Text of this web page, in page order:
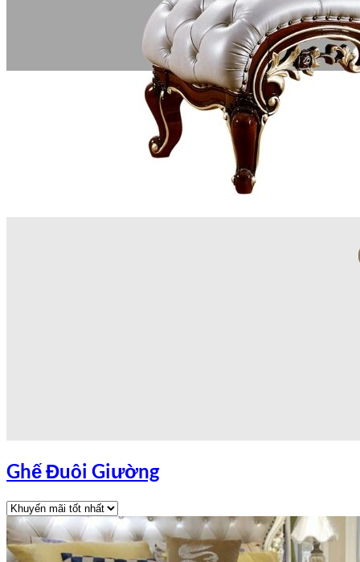
Ghế Đuôi Giường